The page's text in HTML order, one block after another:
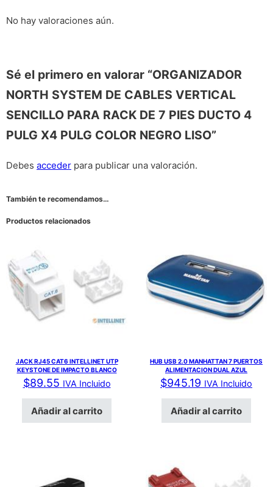
No hay valoraciones aún.
Sé el primero en valorar “ORGANIZADOR
NORTH SYSTEM DE CABLES VERTICAL
SENCILLO PARA RACK DE 7 PIES DUCTO 4
PULG X4 PULG COLOR NEGRO LISO”
Debes acceder para publicar una valoración.
También te recomendamos…
Productos relacionados
JACK RJ45 CAT6 INTELLINET UTP
KEYSTONE DE IMPACTO BLANCO
$89.55 IVA Incluido
Añadir al carrito
HUB USB 2.0 MANHATTAN 7 PUERTOS
ALIMENTACION DUAL AZUL
$945.19 IVA Incluido
Añadir al carrito